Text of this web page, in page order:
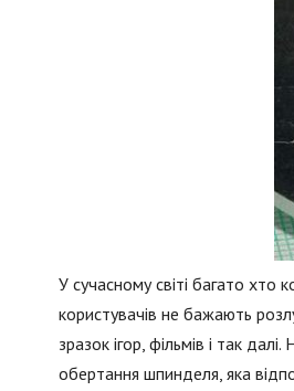
У сучасному світі багато хто
користувачів не бажають
зразок ігор, фільмів і так
обертання шпинделя, яка